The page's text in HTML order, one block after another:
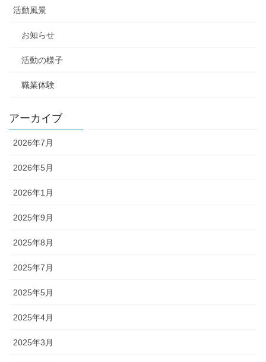
活動風景
お知らせ
活動の様子
職業体験
アーカイブ
2026年7月
2026年5月
2026年1月
2025年9月
2025年8月
2025年7月
2025年5月
2025年4月
2025年3月